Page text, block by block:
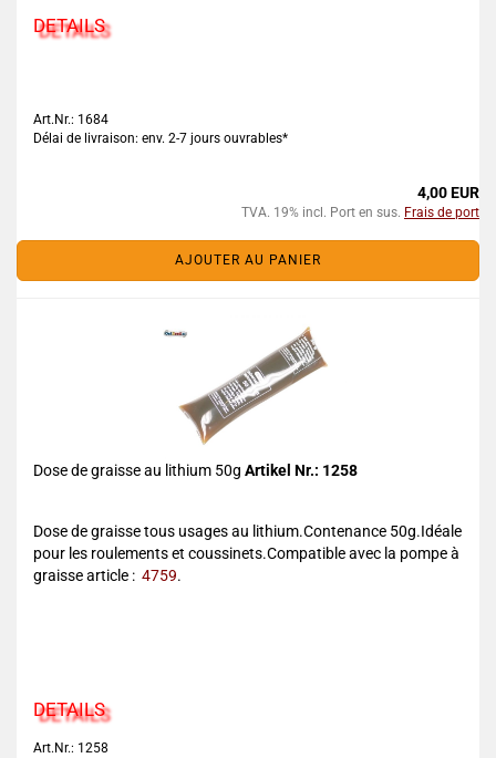
DETAILS
Art.Nr.: 1684
Délai de livraison: env. 2-7 jours ouvrables*
4,00 EUR
TVA. 19% incl. Port en sus. Frais de port
AJOUTER AU PANIER
Dose de graisse au lithium 50g Artikel Nr.: 1258
Dose de graisse tous usages au lithium.Contenance 50g.Idéale
pour les roulements et coussinets.Compatible avec la pompe à
graisse article : 4759.
DETAILS
Art.Nr.: 1258